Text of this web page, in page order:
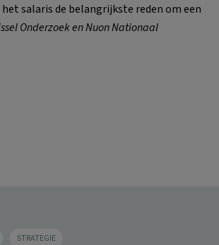
salaris de belangrijkste reden om een
Onderzoek en Nuon Nationaal
STRATEGIE